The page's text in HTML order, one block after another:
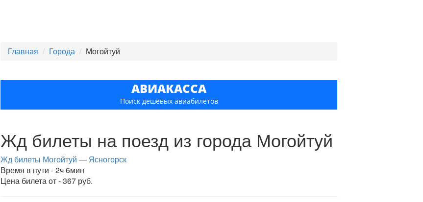
Главная Города Могойтуй
АВИАКАССА
Поиск дешёвых авиабилетов
Жд билеты на поезд из города Могойтуй
Жд билеты Могойтуй — Ясногорск
Время в пути - 2ч 6мин
Цена билета от - 367 руб.